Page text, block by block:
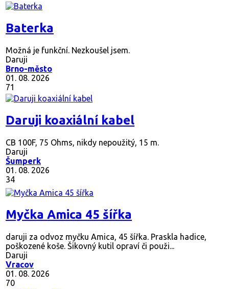
Baterka
Možná je funkční. Nezkoušel jsem.
Daruji
Brno-město
01. 08. 2026
71
Daruji koaxiální kabel
CB 100F, 75 Ohms, nikdy nepoužitý, 15 m.
Daruji
Šumperk
01. 08. 2026
34
Myčka Amica 45 šířka
daruji za odvoz myčku Amica, 45 šířka. Praskla hadice,
poškozené koše. Šikovný kutil opraví či použi...
Daruji
Vracov
01. 08. 2026
70